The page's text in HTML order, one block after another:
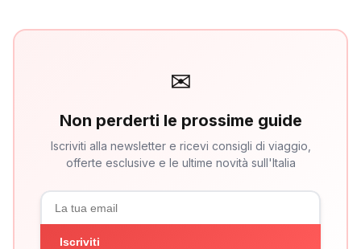
✉
Non perderti le prossime guide
Iscriviti alla newsletter e ricevi consigli di viaggio,
offerte esclusive e le ultime novità sull'Italia
Iscriviti